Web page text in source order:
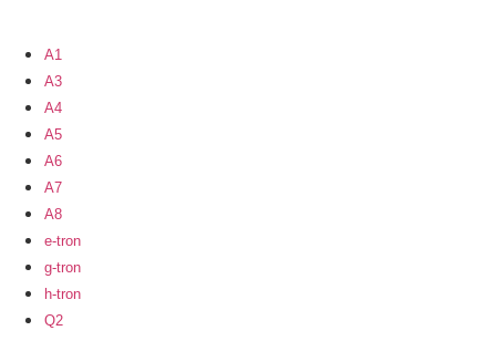
A1
A3
A4
A5
A6
A7
A8
e-tron
g-tron
h-tron
Q2